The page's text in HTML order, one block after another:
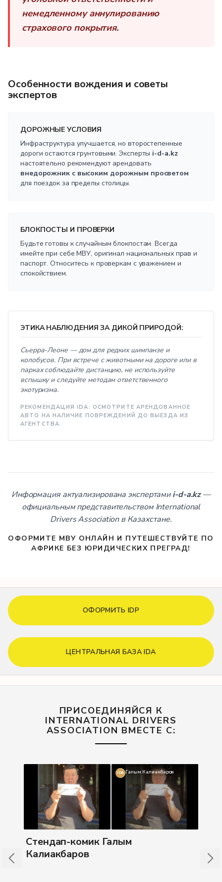
немедленному аннулированию
страхового покрытия.
Особенности вождения и советы
экспертов
ДОРОЖНЫЕ УСЛОВИЯ
Инфраструктура улучшается, но второстепенные
дороги остаются грунтовыми. Эксперты i-d-a.kz
настоятельно рекомендуют арендовать
внедорожник с высоким дорожным просветом
для поездок за пределы столицы.
БЛОКПОСТЫ И ПРОВЕРКИ
Будьте готовы к случайным блокпостам. Всегда
имейте при себе МВУ, оригинал национальных прав и
паспорт. Относитесь к проверкам с уважением и
спокойствием.
ЭТИКА НАБЛЮДЕНИЯ ЗА ДИКОЙ ПРИРОДОЙ:
Сьерра-Леоне — дом для редких шимпанзе и
колобусов. При встрече с животными на дороге или в
парках соблюдайте дистанцию, не используйте
вспышку и следуйте методам ответственного
экотуризма.
РЕКОМЕНДАЦИЯ IDA: ОСМОТРИТЕ АРЕНДОВАННОЕ
АВТО НА НАЛИЧИЕ ПОВРЕЖДЕНИЙ ДО ВЫЕЗДА ИЗ
АГЕНТСТВА.
Информация актуализирована экспертамиi-d-a.kz—
официальным представительством International
Drivers Association в Казахстане.
ОФОРМИТЕ МВУ ОНЛАЙН И ПУТЕШЕСТВУЙТЕ ПО
АФРИКЕ БЕЗ ЮРИДИЧЕСКИХ ПРЕГРАД!
ОФОРМИТЬ IDP
ЦЕНТРАЛЬНАЯ БАЗА IDA
ПРИСОЕДИНЯЙСЯ К
INTERNATIONAL DRIVERS
ASSOCIATION ВМЕСТЕ С:
IDA Галым Калиакбаров
Стендап-комик Галым
Калиакбаров